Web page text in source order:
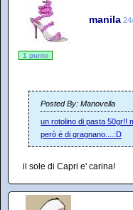
manila
1 punto
Posted By: Manovella
un rotolino di pasta 50gr!!
però è di gragnano....:D
il sole di Capri e' carina!